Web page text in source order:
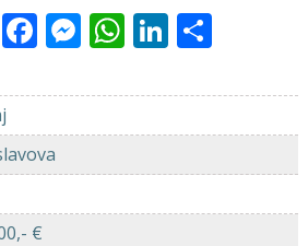
PrintFacebook
Messenger
WhatsApp
LinkedIn
€